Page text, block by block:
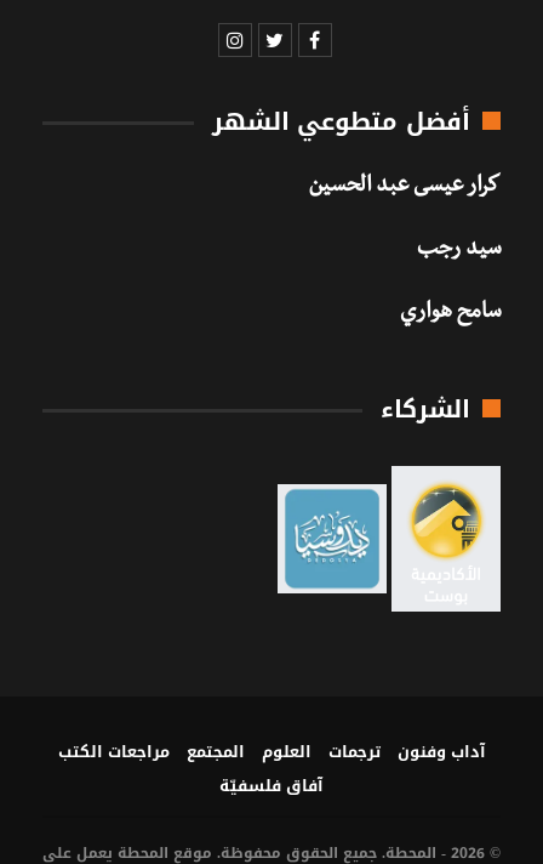
أفضل متطوعي الشهر
كرار عيسى عبد الحسين
سيد رجب
سامح هواري
الشركاء
آداب وفنون ترجمات العلوم المجتمع
مراجعات الكتب
آفاق فلسفيّة‎
© 2026 - المحطة. جميع الحقوق محفوظة. موقع المحطة يعمل على